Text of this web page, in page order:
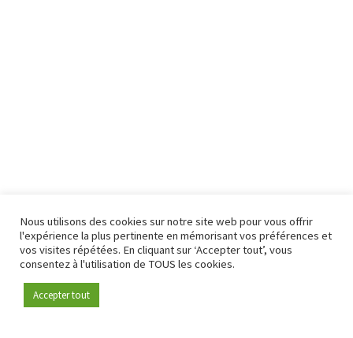
Devenez membre
Nous utilisons des cookies sur notre site web pour vous offrir
l'expérience la plus pertinente en mémorisant vos préférences et
vos visites répétées. En cliquant sur ‘Accepter tout’, vous
consentez à l'utilisation de TOUS les cookies.
Accepter tout